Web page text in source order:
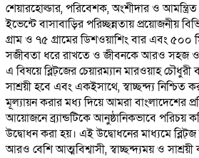
শেয়ারহোল্ডার, পরিবেশক, অংশীদার ও
ইভেন্টে বাসাবাড়ির পরিচ্ছন্নতায় প্রয়োজনীয়
গ্রাম ও ৭৫ গ্রামের ডিশওয়াশিং বার এবং ৫০০
সজীবতা ধরে রাখতে ও জীবনকে আরও সহজ ও
এ বিষয়ে ব্লিট্‌জের চেয়ারম্যান মারওয়াহ
সাশ্রয়ী হবে এবং একইসাথে, স্বাচ্ছন্দ্য
মূল্যায়ন করার মধ্য দিয়ে আমরা বাংলাদেশের
আয়োজনে ব্র্যান্ডটিকে আনুষ্ঠানিকভাবে পরিচয়
উদ্বোধন করা হয়। এই উদ্বোধনের মাধ্যমে
আরও বেশি আত্মবিশ্বাসী, স্বাচ্ছন্দ্যময় ও